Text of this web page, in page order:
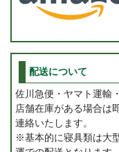
配送について
佐川急便・ヤマト運輸
店舗在庫がある場合は
連絡いたします。
※基本的に寝具類は大